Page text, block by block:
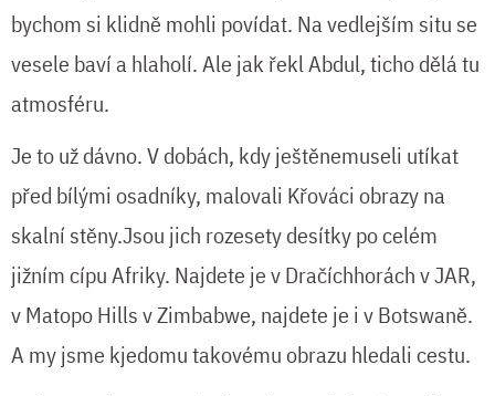
bychom si klidně mohli povídat. Na vedlejším situ se
vesele baví a hlaholí. Ale jak řekl Abdul, ticho dělá tu
atmosféru.
Je to už dávno. V dobách, kdy ještěnemuseli utíkat
před bílými osadníky, malovali Křováci obrazy na
skalní stěny.Jsou jich rozesety desítky po celém
jižním cípu Afriky. Najdete je v Dračíchhorách v JAR,
v Matopo Hills v Zimbabwe, najdete je i v Botswaně.
A my jsme kjedomu takovému obrazu hledali cestu.